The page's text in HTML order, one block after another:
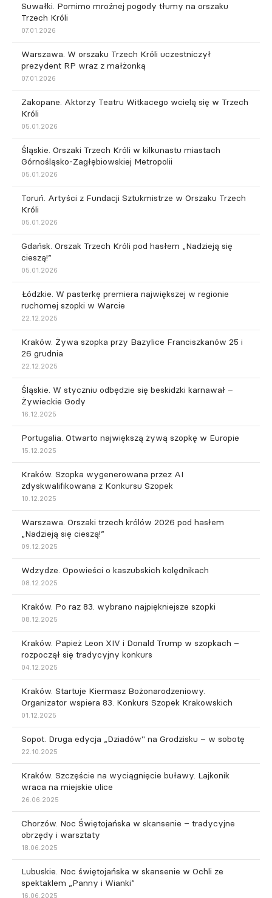
Suwałki. Pomimo mroźnej pogody tłumy na orszaku
Trzech Króli
07.01.2026
Warszawa. W orszaku Trzech Króli uczestniczył
prezydent RP wraz z małżonką
07.01.2026
Zakopane. Aktorzy Teatru Witkacego wcielą się w Trzech
Króli
05.01.2026
Śląskie. Orszaki Trzech Króli w kilkunastu miastach
Górnośląsko-Zagłębiowskiej Metropolii
05.01.2026
Toruń. Artyści z Fundacji Sztukmistrze w Orszaku Trzech
Króli
05.01.2026
Gdańsk. Orszak Trzech Króli pod hasłem „Nadzieją się
cieszą!”
05.01.2026
Łódzkie. W pasterkę premiera największej w regionie
ruchomej szopki w Warcie
22.12.2025
Kraków. Żywa szopka przy Bazylice Franciszkanów 25 i
26 grudnia
22.12.2025
Śląskie. W styczniu odbędzie się beskidzki karnawał –
Żywieckie Gody
16.12.2025
Portugalia. Otwarto największą żywą szopkę w Europie
15.12.2025
Kraków. Szopka wygenerowana przez AI
zdyskwalifikowana z Konkursu Szopek
10.12.2025
Warszawa. Orszaki trzech królów 2026 pod hasłem
„Nadzieją się cieszą!”
09.12.2025
Wdzydze. Opowieści o kaszubskich kolędnikach
08.12.2025
Kraków. Po raz 83. wybrano najpiękniejsze szopki
08.12.2025
Kraków. Papież Leon XIV i Donald Trump w szopkach –
rozpoczął się tradycyjny konkurs
04.12.2025
Kraków. Startuje Kiermasz Bożonarodzeniowy.
Organizator wspiera 83. Konkurs Szopek Krakowskich
01.12.2025
Sopot. Druga edycja „Dziadów" na Grodzisku – w sobotę
22.10.2025
Kraków. Szczęście na wyciągnięcie buławy. Lajkonik
wraca na miejskie ulice
26.06.2025
Chorzów. Noc Świętojańska w skansenie – tradycyjne
obrzędy i warsztaty
18.06.2025
Lubuskie. Noc świętojańska w skansenie w Ochli ze
spektaklem „Panny i Wianki”
16.06.2025